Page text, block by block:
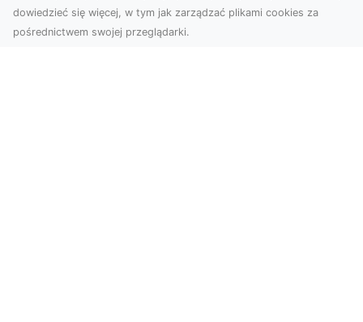
dowiedzieć się więcej, w tym jak zarządzać plikami cookies za
pośrednictwem swojej przeglądarki.